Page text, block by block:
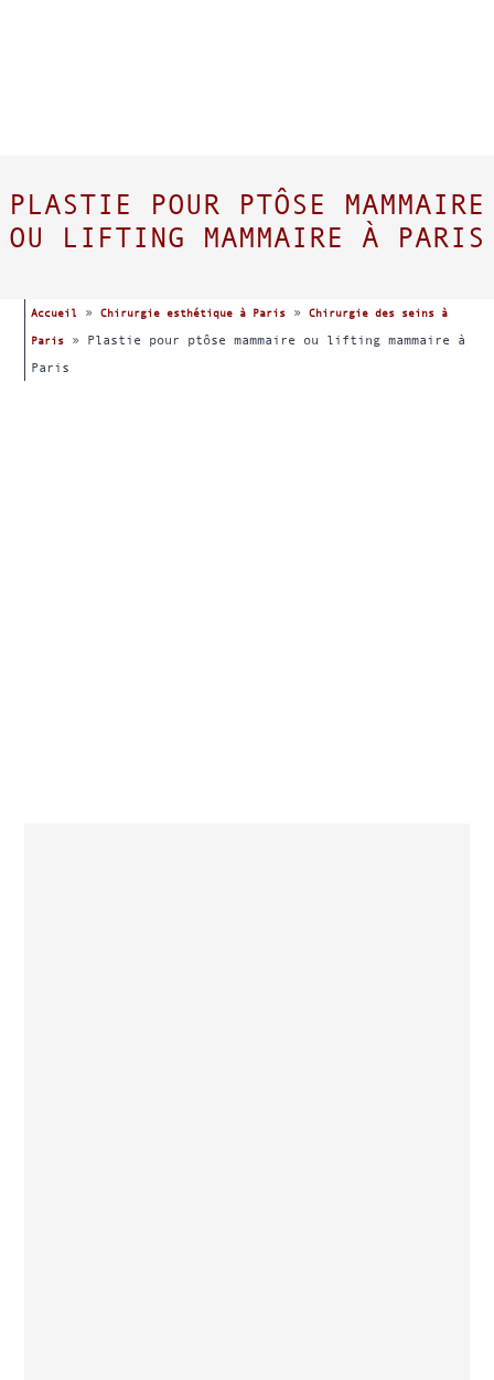
PLASTIE POUR PTÔSE MAMMAIRE
OU LIFTING MAMMAIRE À PARIS
Accueil » Chirurgie esthétique à Paris» Chirurgie des seins à
Paris» Plastie pour ptôse mammaire ou lifting mammaire à
Paris